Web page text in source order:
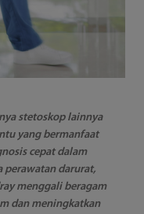
stetoskop lainnya
yang bermanfaat
cepat dalam
perawatan darurat,
menggali beragam
dan meningkatkan